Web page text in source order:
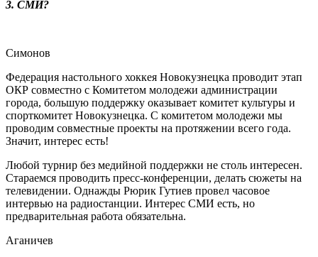
3. СМИ?
Симонов
Федерация настольного хоккея Новокузнецка проводит этап
ОКР совместно с Комитетом молодежи администрации
города, большую поддержку оказывает комитет культуры и
спорткомитет Новокузнецка. С комитетом молодежи мы
проводим совместные проекты на протяжении всего года.
Значит, интерес есть!
Любой турнир без медийной поддержки не столь интересен.
Стараемся проводить пресс-конференции, делать сюжеты на
телевидении. Однажды Рюрик Гутиев провел часовое
интервью на радиостанции. Интерес СМИ есть, но
предварительная работа обязательна.
Аганичев